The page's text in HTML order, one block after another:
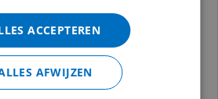
product
kan je ons bereiken via
ACCEPTEREN
AFWIJZEN